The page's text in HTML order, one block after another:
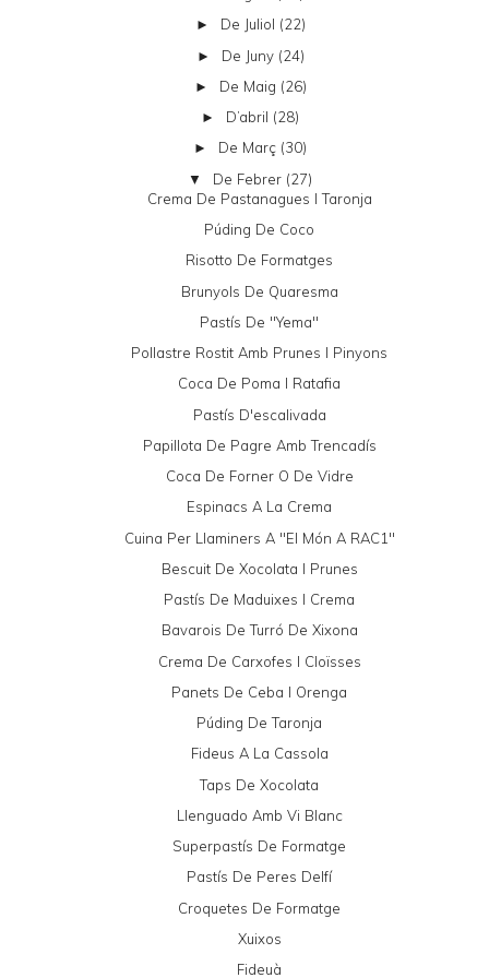
► De Juliol (22)
► De Juny (24)
► De Maig (26)
► D’abril (28)
► De Març (30)
▼ De Febrer (27)
Crema De Pastanagues I Taronja
Púding De Coco
Risotto De Formatges
Brunyols De Quaresma
Pastís De "yema"
Pollastre Rostit Amb Prunes I Pinyons
Coca De Poma I Ratafia
Pastís D'escalivada
Papillota De Pagre Amb Trencadís
Coca De Forner O De Vidre
Espinacs A La Crema
Cuina Per Llaminers A "El Món A RAC1"
Bescuit De Xocolata I Prunes
Pastís De Maduixes I Crema
Bavarois De Turró De Xixona
Crema De Carxofes I Cloïsses
Panets De Ceba I Orenga
Púding De Taronja
Fideus A La Cassola
Taps De Xocolata
Llenguado Amb Vi Blanc
Superpastís De Formatge
Pastís De Peres Delfí
Croquetes De Formatge
Xuixos
Fideuà